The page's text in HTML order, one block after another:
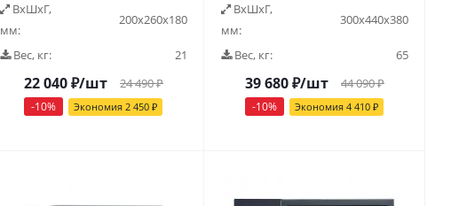
ВxШxГ,
мм:
200х260х180
Вес, кг: 21
22 040₽/шт 24 490₽
-10% Экономия 2 450 ₽
ВxШxГ,
мм:
300х440х380
Вес, кг: 65
39 680₽/шт 44 090₽
-10% Экономия 4 410 ₽